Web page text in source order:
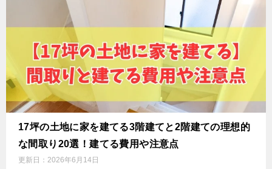
17坪の土地に家を建てる3階建てと2階建ての理想的
な間取り20選！建てる費用や注意点
更新日： 2026年6月14日